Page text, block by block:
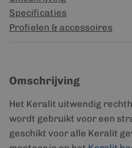
Specificaties
Profielen & accessoires
Omschrijving
Het Keralit uitwendig
wordt gebruikt voor een
geschikt voor alle Keralit